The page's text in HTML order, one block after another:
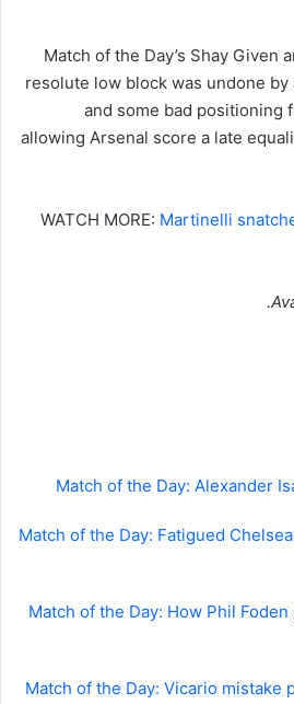
Match of the Day’s Shay Given
resolute low block was undone
and some bad positioning
allowing Arsenal score a late
WATCH MORE: Martinelli
Match of the Day: Alexander
Match of the Day: Fatigued
Match of the Day: How Phil
Match of the Day: Vicario mistake